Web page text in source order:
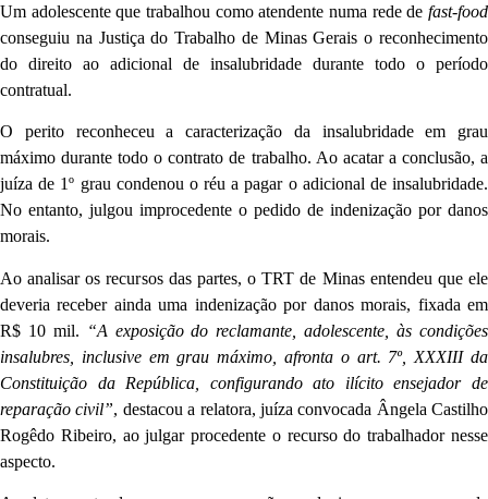
Um adolescente que trabalhou como atendente numa rede de fast-food
conseguiu na Justiça do Trabalho de Minas Gerais o reconhecimento
do direito ao adicional de insalubridade durante todo o período
contratual.
O perito reconheceu a caracterização da insalubridade em grau
máximo durante todo o contrato de trabalho. Ao acatar a conclusão, a
juíza de 1º grau condenou o réu a pagar o adicional de insalubridade.
No entanto, julgou improcedente o pedido de indenização por danos
morais.
Ao analisar os recursos das partes, o TRT de Minas entendeu que ele
deveria receber ainda uma indenização por danos morais, fixada em
R$ 10 mil. “A exposição do reclamante, adolescente, às condições
insalubres, inclusive em grau máximo, afronta o art. 7º, XXXIII da
Constituição da República, configurando ato ilícito ensejador de
reparação civil”, destacou a relatora, juíza convocada Ângela Castilho
Rogêdo Ribeiro, ao julgar procedente o recurso do trabalhador nesse
aspecto.